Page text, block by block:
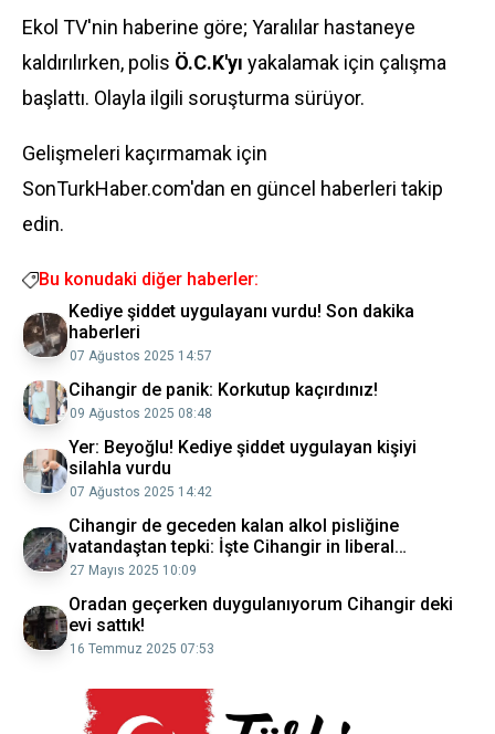
Ekol TV'nin haberine göre; Yaralılar hastaneye
kaldırılırken, polis Ö.C.K'yı yakalamak için çalışma
başlattı. Olayla ilgili soruşturma sürüyor.
Gelişmeleri kaçırmamak için
SonTurkHaber.com'dan en güncel haberleri takip
edin.
Bu konudaki diğer haberler:
Kediye şiddet uygulayanı vurdu! Son dakika
haberleri
07 Ağustos 2025 14:57
Cihangir de panik: Korkutup kaçırdınız!
09 Ağustos 2025 08:48
Yer: Beyoğlu! Kediye şiddet uygulayan kişiyi
silahla vurdu
07 Ağustos 2025 14:42
Cihangir de geceden kalan alkol pisliğine
vatandaştan tepki: İşte Cihangir in liberal
gençlikleri VİDEO İZLE
27 Mayıs 2025 10:09
Oradan geçerken duygulanıyorum Cihangir deki
evi sattık!
16 Temmuz 2025 07:53